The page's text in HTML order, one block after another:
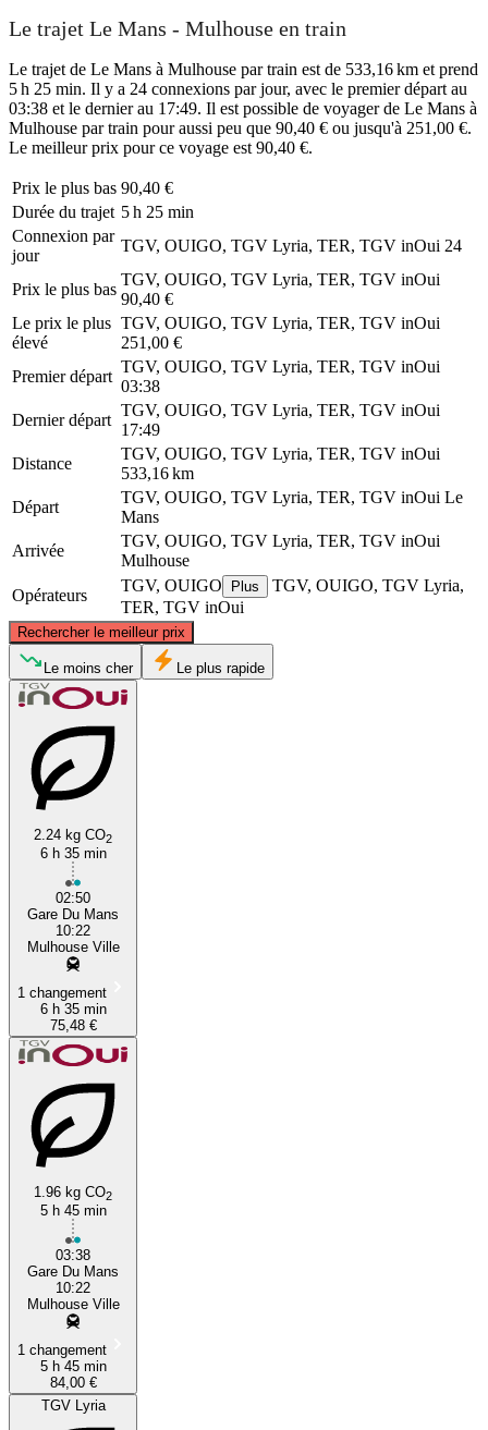
Le trajet Le Mans - Mulhouse en train
Le trajet de Le Mans à Mulhouse par train est de 533,16 km et prend
5 h 25 min. Il y a 24 connexions par jour, avec le premier départ au
03:38 et le dernier au 17:49. Il est possible de voyager de Le Mans à
Mulhouse par train pour aussi peu que 90,40 € ou jusqu'à 251,00 €.
Le meilleur prix pour ce voyage est 90,40 €.
Prix ​​le plus bas 90,40 €
Durée du trajet 5 h 25 min
Connexion par
jour
TGV, OUIGO, TGV Lyria, TER, TGV inOui 24
Prix ​​le plus bas
TGV, OUIGO, TGV Lyria, TER, TGV inOui
90,40 €
Le prix le plus
élevé
TGV, OUIGO, TGV Lyria, TER, TGV inOui
251,00 €
Premier départ
TGV, OUIGO, TGV Lyria, TER, TGV inOui
03:38
Dernier départ
TGV, OUIGO, TGV Lyria, TER, TGV inOui
17:49
Distance
TGV, OUIGO, TGV Lyria, TER, TGV inOui
533,16 km
Départ
TGV, OUIGO, TGV Lyria, TER, TGV inOui Le
Mans
Arrivée
TGV, OUIGO, TGV Lyria, TER, TGV inOui
Mulhouse
Opérateurs
TGV, OUIGO Plus
TGV, OUIGO, TGV Lyria,
TER, TGV inOui
Rechercher le meilleur prix
Le Mans
Le moins cher Le plus rapide
2.24 kg CO2
6 h 35 min
02:50
Gare Du Mans
10:22
Mulhouse Ville
1 changement
6 h 35 min
75,48 €
1.96 kg CO2
5 h 45 min
03:38
Gare Du Mans
10:22
Mulhouse Ville
1 changement
5 h 45 min
84,00 €
TGV Lyria